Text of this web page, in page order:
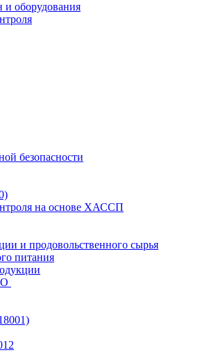
и оборудования
безопасности
на основе ХАССП
и продовольственного сырья
питания